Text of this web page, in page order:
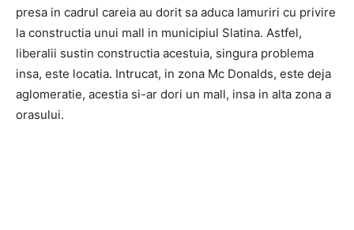
presa in cadrul careia au dorit sa aduca lamuriri cu privire
la constructia unui mall in municipiul Slatina. Astfel,
liberalii sustin constructia acestuia, singura problema
insa, este locatia. Intrucat, in zona Mc Donalds, este deja
aglomeratie, acestia si-ar dori un mall, insa in alta zona a
orasului.